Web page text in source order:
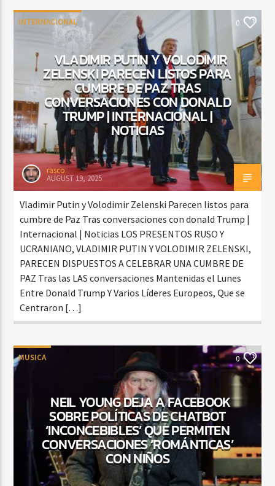
INTERNACIONAL 0
VLADIMIR PUTIN Y VOLODIMIR
ZELENSKI PARECEN LISTOS PARA
CUMBRE DE PAZ TRAS
CONVERSACIONES CON DONALD
TRUMP | INTERNACIONAL |
NOTICIAS
rasco
AUGUST 19, 2025
Vladimir Putin y Volodimir Zelenski Parecen listos para
cumbre de Paz Tras conversaciones con donald Trump |
Internacional | Noticias LOS PRESENTOS RUSO Y
UCRANIANO, VLADIMIR PUTIN Y VOLODIMIR ZELENSKI,
PARECEN DISPUESTOS A CELEBRAR UNA CUMBRE DE
PAZ Tras las LAS conversaciones Mantenidas el Lunes
Entre Donald Trump Y Varios Líderes Europeos, Que se
Centraron […]
MUSICA 0
NEIL YOUNG DEJA A FACEBOOK
SOBRE POLÍTICAS DE CHATBOT
‘INCONCEBIBLES’ QUE PERMITEN
CONVERSACIONES ‘ROMÁNTICAS’
CON NIÑOS